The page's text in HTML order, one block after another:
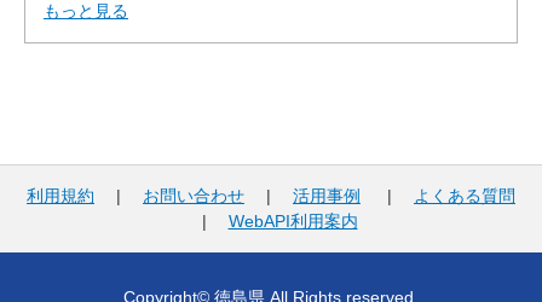
もっと見る
利用規約 | お問い合わせ | 活用事例 |
よくある質問
| WebAPI利用案内
Copyright© 徳島県 All Rights reserved.